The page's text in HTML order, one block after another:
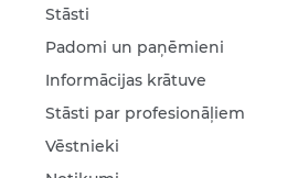
Stāsti
Padomi un paņēmieni
Informācijas krātuve
Stāsti par profesionāļiem
Vēstnieki